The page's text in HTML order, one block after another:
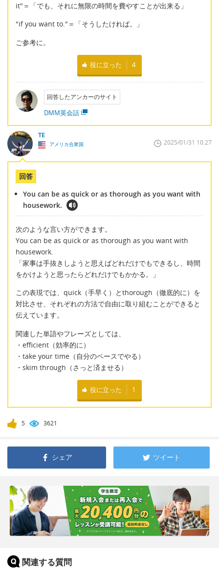
it"＝「でも、それに無限の時間を費やすことが出来る」
"if you want to."＝「そうしたければ。」
ご参考に。
役に立った 4
回答したアンカーのサイト
DMM英会話
TE
アメリカ合衆国 2025/01/31 10:27
回答
You can be as quick or as thorough as you want with
housework.
次のような言い方ができます。
You can be as quick or as thorough as you want with
housework.
「家事は手抜きしようと思えばどれだけでもできるし、時間
をかけようと思ったらどれだけでもかかる。」
この表現では、quick（手早く）とthorough（徹底的に）を
対比させ、それぞれの方法で自由に取り組むことができると
伝えています。
関連した単語やフレーズとしては、
・efficient（効率的に）
・take your time（自分のペースでやる）
・skim through（さっと済ませる）
役に立った 1
5 3621
シェア ツイート
関連する質問